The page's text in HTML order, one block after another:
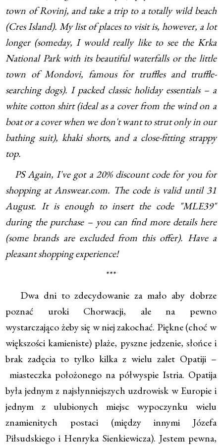
town of Rovinj, and take a trip to a totally wild beach
(Cres Island). My list of places to visit is, however, a lot
longer (someday, I would really like to see the Krka
National Park with its beautiful waterfalls or the little
town of Mondovi, famous for truffles and truffle-
searching dogs). I packed classic holiday essentials – a
white cotton shirt (ideal as a cover from the wind on a
boat or a cover when we don't want to strut only in our
bathing suit), khaki shorts, and a close-fitting strappy
top.
PS Again, I've got a 20% discount code for you for
shopping at Answear.com. The code is valid until 31
August. It is enough to insert the code "MLE39"
during the purchase – you can find more details here
(some brands are excluded from this offer). Have a
pleasant shopping experience!
***
Dwa dni to zdecydowanie za mało aby dobrze
poznać uroki Chorwacji, ale na pewno
wystarczająco żeby się w niej zakochać. Piękne (choć w
większości kamieniste) plaże, pyszne jedzenie, słońce i
brak zadęcia to tylko kilka z wielu zalet Opatiji –
miasteczka położonego na półwyspie Istria. Opatija
była jednym z najsłynniejszych uzdrowisk w Europie i
jednym z ulubionych miejsc wypoczynku wielu
znamienitych postaci (między innymi Józefa
Piłsudskiego i Henryka Sienkiewicza). Jestem pewna,